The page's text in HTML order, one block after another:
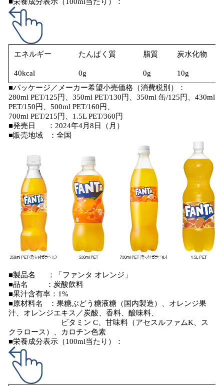
エネルギー たんぱく質 脂質 炭水化物
40kcal 0g 0g
10g
■パッケージ／メーカー希望小売価格（消費税別）：
280ml PET/125円、350ml PET/130円、350ml 缶/125円、430ml
PET/150円、500ml PET/160円、
700ml PET/215円、1.5L PET/360円
■発売日 ：2024年4月8日（月）
■販売地域 ：全国
■製品名 ：「ファンタ オレンジ」
■品名 ：炭酸飲料
■果汁含有率：1%
■原材料名 ：果糖ぶどう糖液糖（国内製造）、オレンジ果
汁、オレンジエキス／炭酸、香料、酸味料、
ビタミン C、甘味料（アセスルファムK、ス
クラロース）、カロチン色素
■栄養成分表示（100ml当たり）：